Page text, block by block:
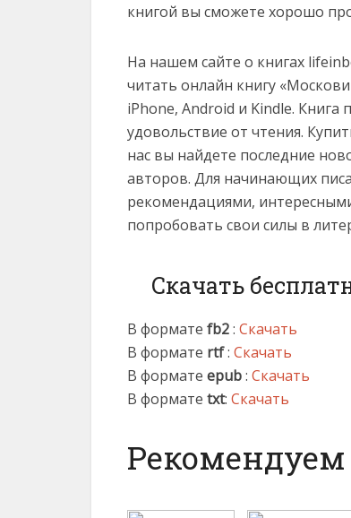
книгой вы сможете хорошо
На нашем сайте о книгах
читать онлайн книгу
iPhone, Android и Kindle.
удовольствие от чтения.
нас вы найдете последние
авторов. Для начинающих
рекомендациями,
попробовать свои силы в
Скачать
В формате fb2: Скачать
В формате rtf: Скачать
В формате epub: Скачать
В формате txt: Скачать